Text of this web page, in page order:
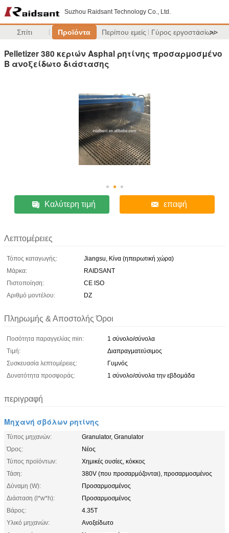
Suzhou Raidsant Technology Co., Ltd.
Σπίτι Προϊόντα Περίπου εμείς Γύρος εργοστασίων
>>
Pelletizer 380 κεριών Asphal ρητίνης προσαρμοσμένο
Β ανοξείδωτο διάστασης
Καλύτερη τιμή επαφή
Λεπτομέρειες
Τόπος καταγωγής:
Jiangsu, Κίνα (ηπειρωτική χώρα)
Μάρκα:
RAIDSANT
Πιστοποίηση:
CE ISO
Αριθμό μοντέλου:
DZ
Πληρωμής & Αποστολής Όροι
Ποσότητα παραγγελίας min:
1 σύνολο/σύνολα
Τιμή:
Διαπραγματεύσιμος
Συσκευασία λεπτομέρειες:
Γυμνός
Δυνατότητα προσφοράς:
1 σύνολο/σύνολα την εβδομάδα
περιγραφή
Μηχανή σβόλων ρητίνης
Τύπος μηχανών:
Granulator, Granulator
Όρος:
Νέος
Τύπος προϊόντων:
Χημικές ουσίες, κόκκος
Τάση:
380V (που προσαρμόζονται), προσαρμοσμένος
Δύναμη (W):
Προσαρμοσμένος
Διάσταση (l*w*h):
Προσαρμοσμένος
Βάρος:
4.35T
Υλικό μηχανών:
Ανοξείδωτο